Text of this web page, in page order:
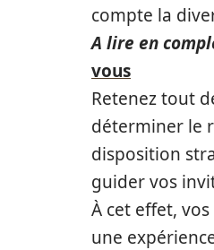
compte la
A lire en
vous
Retenez tout
déterminer le
disposition
guider vos
À cet effet,
une